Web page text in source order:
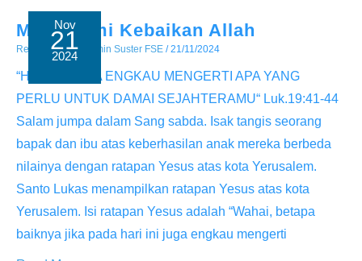
Nov
21
2024
Mengalami Kebaikan Allah
Renungan/ By Admin Suster FSE /21/11/2024
“HENDAKNYA ENGKAU MENGERTI APA YANG
PERLU UNTUK DAMAI SEJAHTERAMU“ Luk.19:41-44
Salam jumpa dalam Sang sabda. Isak tangis seorang
bapak dan ibu atas keberhasilan anak mereka berbeda
nilainya dengan ratapan Yesus atas kota Yerusalem.
Santo Lukas menampilkan ratapan Yesus atas kota
Yerusalem. Isi ratapan Yesus adalah “Wahai, betapa
baiknya jika pada hari ini juga engkau mengerti